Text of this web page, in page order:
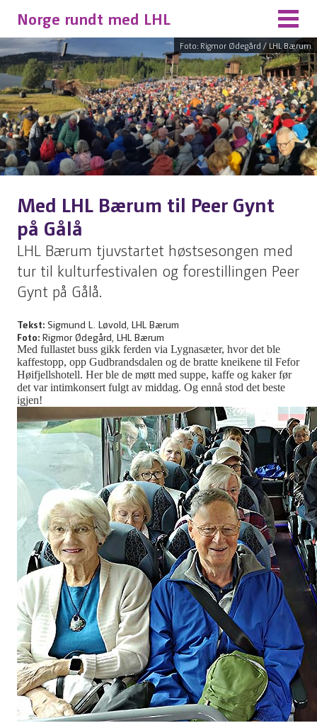
Norge rundt med LHL
Foto: Rigmor Ødegård / LHL Bærum
Med LHL Bærum til Peer Gynt
på Gålå
LHL Bærum tjuvstartet høstsesongen med
tur til kulturfestivalen og forestillingen Peer
Gynt på Gålå.
Tekst: Sigmund L. Løvold, LHL Bærum
Foto: Rigmor Ødegård, LHL Bærum
Med fullastet buss gikk ferden via Lygnasæter, hvor det ble
kaffestopp, opp Gudbrandsdalen og de bratte kneikene til Fefor
Høifjellshotell. Her ble de møtt med suppe, kaffe og kaker før
det var intimkonsert fulgt av middag. Og ennå stod det beste
igjen!